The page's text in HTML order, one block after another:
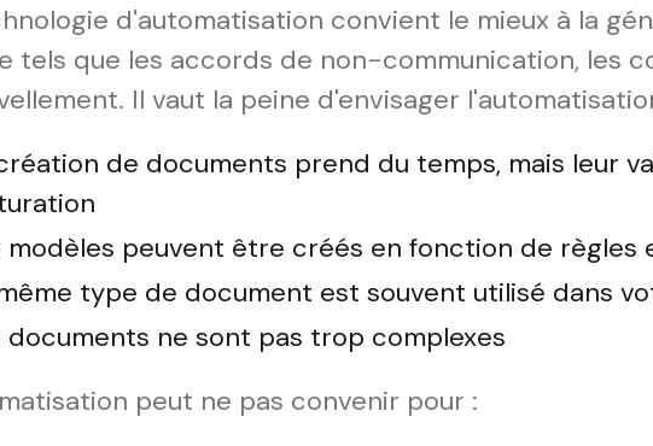
d'automatisation convient le mieux à la
tels que les accords de non-communication, les
Il vaut la peine d'envisager
de documents prend du temps, mais leur
modèles peuvent être créés en fonction de règles
type de document est souvent utilisé dans
documents ne sont pas trop complexes
peut ne pas convenir pour :